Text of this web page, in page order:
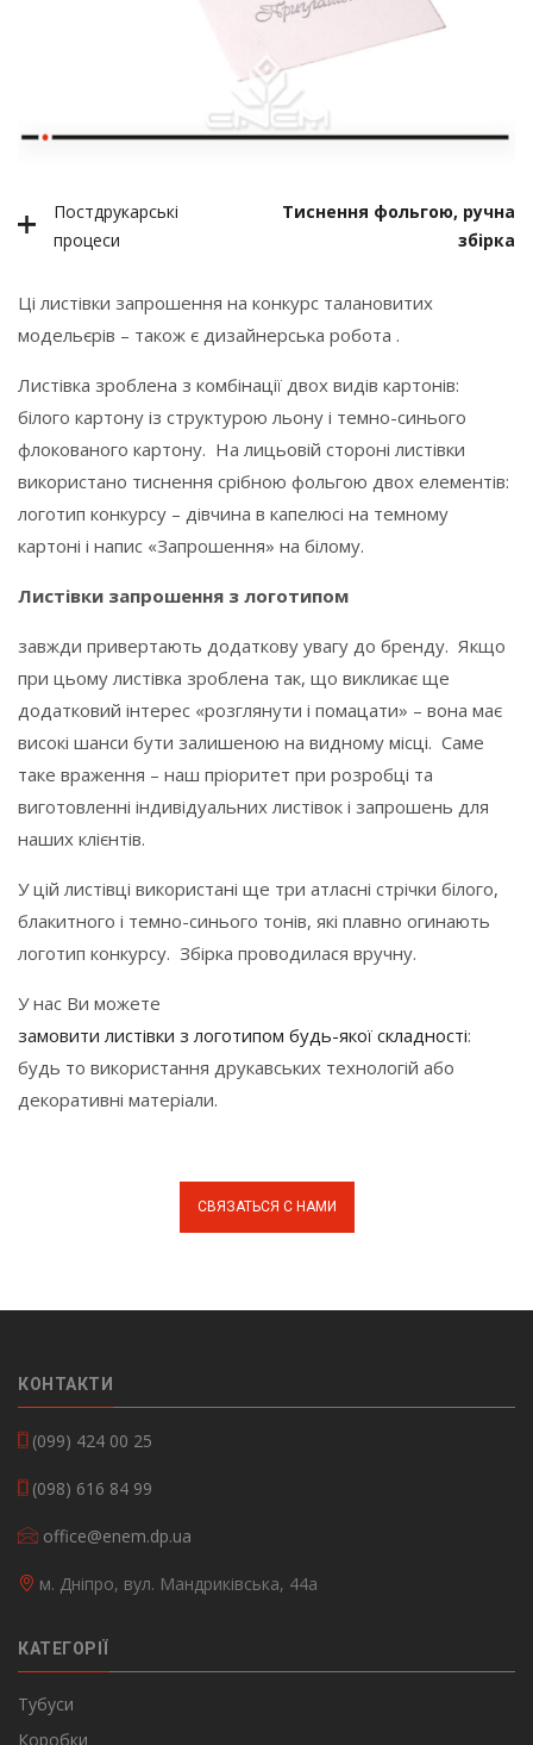
Постдрукарські
процеси
Тиснення фольгою, ручна
збірка
Ці листівки запрошення на конкурс талановитих
модельєрів – також є дизайнерська робота .
Листівка зроблена з комбінації двох видів картонів:
білого картону із структурою льону і темно-синього
флокованого картону. На лицьовій стороні листівки
використано тиснення срібною фольгою двох елементів:
логотип конкурсу – дівчина в капелюсі на темному
картоні і напис «Запрошення» на білому.
Листівки запрошення з логотипом
завжди привертають додаткову увагу до бренду. Якщо
при цьому листівка зроблена так, що викликає ще
додатковий інтерес «розглянути і помацати» – вона має
високі шанси бути залишеною на видному місці. Саме
таке враження – наш пріоритет при розробці та
виготовленні індивідуальних листівок і запрошень для
наших клієнтів.
У цій листівці використані ще три атласні стрічки білого,
блакитного і темно-синього тонів, які плавно огинають
логотип конкурсу. Збірка проводилася вручну.
У нас Ви можете
замовити листівки з логотипом будь-якої складності:
будь то використання друкавських технологій або
декоративні матеріали.
СВЯЗАТЬСЯ С НАМИ
КОНТАКТИ
(099) 424 00 25
(098) 616 84 99
office@enem.dp.ua
м. Дніпро, вул. Мандриківська, 44а
КАТЕГОРІЇ
Тубуси
Коробки